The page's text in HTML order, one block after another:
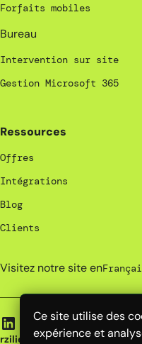
Ce site utilise des
expérience et
Forfaits mobiles
Bureau
Intervention sur site
Gestion Microsoft 365
Ressources
Offres
Intégrations
Blog
Clients
Visitez notre site en
rzilient | 2026